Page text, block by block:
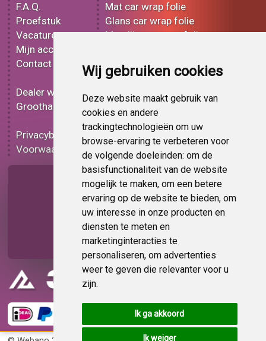
Wij gebruiken cookies
Deze website maakt gebruik van
cookies en andere
trackingtechnologieën om uw
browse-ervaring te verbeteren voor
de volgende doeleinden: om de
basisfunctionaliteit van de website
mogelijk te maken, om een betere
ervaring op de website te bieden, om
uw interesse in onze producten en
diensten te meten en
marketinginteracties te
personaliseren, om advertenties
weer te geven die relevanter voor u
zijn.
Ik ga akkoord
Ik weiger
F.A.Q.
Proefstuk
Vacatures
Mijn account
Contact
Dealer worden
Groothandel
Privacybeleid
Voorwaarden
Mat car wrap folie
Glans car wrap folie
Metallic car wrap folie
Effect car wrap folie
Bedrukt car wrap folie
Carbon car wrap folie
Tint folie
Functionele folie
Car wrap folie korting
Op bestelling
Pagina delen